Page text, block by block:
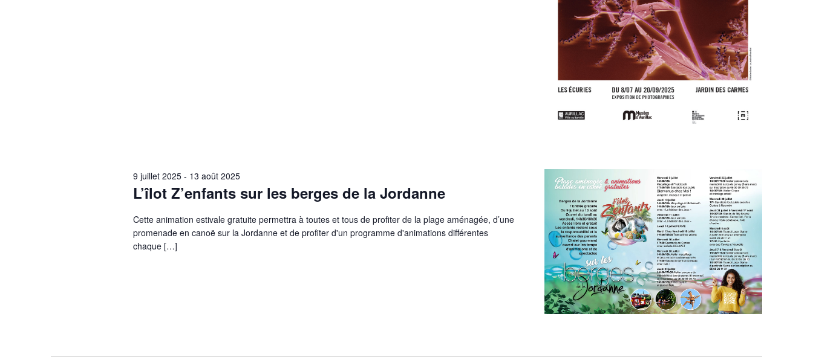
L’îlot Z’enfants sur les berges de la Jordanne
9 juillet 2025- 13 août 2025
Cette animation estivale gratuite permettra à toutes et tous de profiter de la plage aménagée, d’une
promenade en canoë sur la Jordanne et de profiter d'un programme d'animations différentes
chaque […]